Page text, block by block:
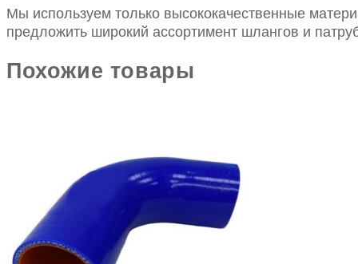
quantity
Мы используем только высококачественные
предложить широкий ассортимент шлангов и
Похожие товары